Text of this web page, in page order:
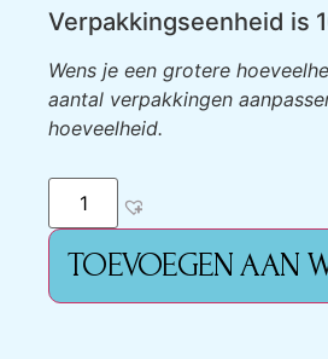
Verpakkingseenheid is
Wens je een grotere
aantal verpakkingen
hoeveelheid.
TOEVOEGEN AAN